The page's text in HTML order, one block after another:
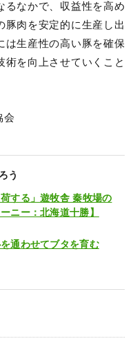
るなかで、収益性を高め
豚肉を安定的に生産し出
は生産性の高い豚を確保
術を向上させていくこと
会
う
する」遊牧舎 秦牧場の
ニー：北海道十勝】
通わせてブタを育む